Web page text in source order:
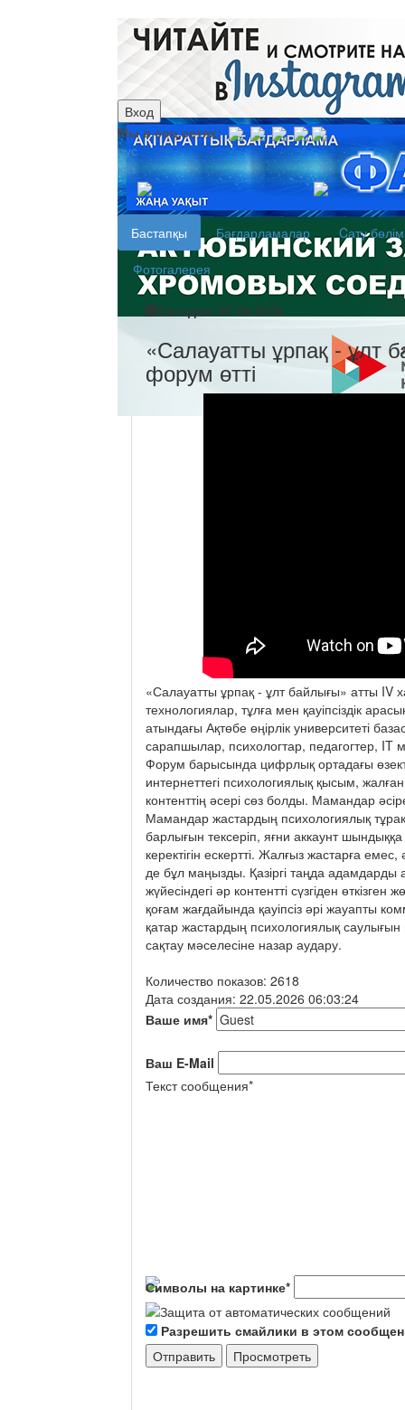
Вход
Мы в соц.сетях:
рус
каз
Бастапқы Бағдарламалар
Cату
Фотогалерея
Сегодня: 07.08.2026
«Салауатты ұрпақ - ұлт
форум өтті
«Салауатты ұрпақ - ұлт байлығы» атты
технологиялар, тұлға мен қауіпсіздік
атындағы Ақтөбе өңірлік университеті
сарапшылар, психологтар, педагогтер,
Форум барысында цифрлық ортадағы
интернеттегі психологиялық қысым,
контенттің әсері сөз болды. Мамандар
Мамандар жастардың психологиялық
барлығын тексеріп, яғни аккаунт
керектігін ескертті. Жалғыз жастарға
де бұл маңызды. Қазіргі таңда адамдарды
жүйесіндегі әр контентті сүзгіден
қоғам жағдайында қауіпсіз әрі жауапты
қатар жастардың психологиялық саулығын
сақтау мәселесіне назар аудару.
Количество показов: 2618
Дата создания: 22.05.2026 06:03:24
Ваше имя*
Ваш E-Mail
Текст сообщения*
Символы на картинке*
Разрешить смайлики в этом